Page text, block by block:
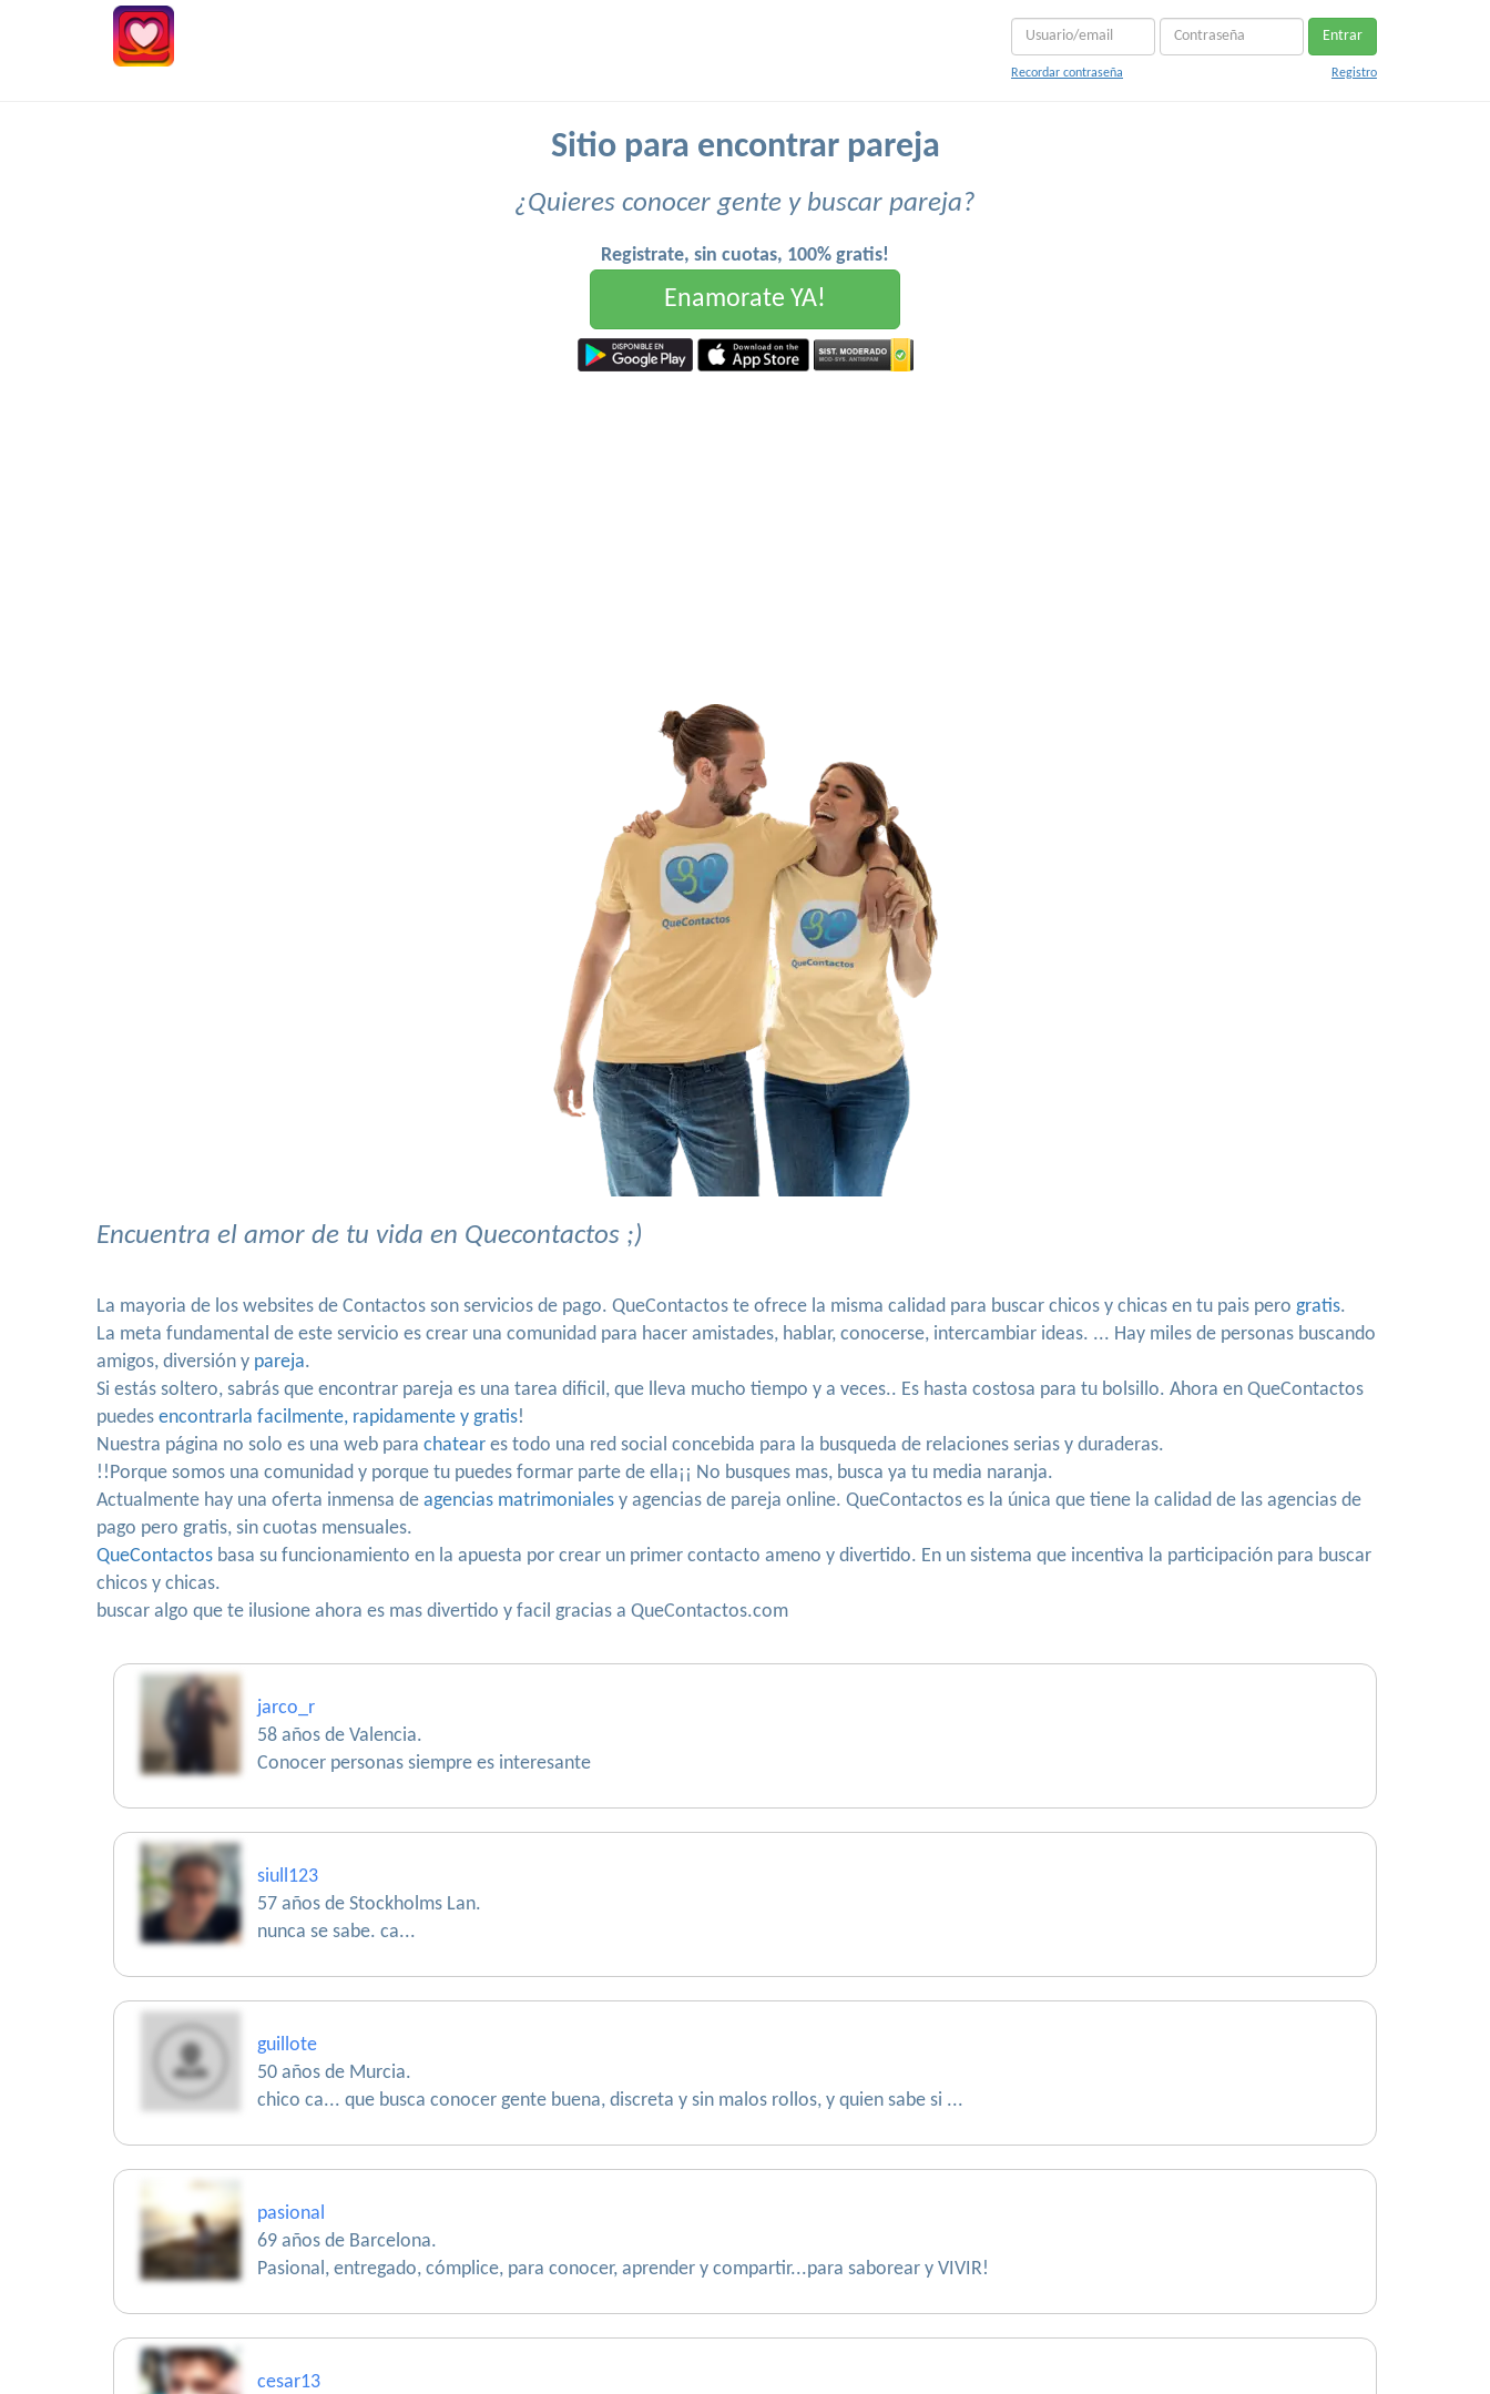
Entrar
Recordar contraseña Registro
Sitio para encontrar pareja
¿Quieres conocer gente y buscar pareja?
Registrate, sin cuotas, 100% gratis!
Enamorate YA!
Encuentra el amor de tu vida en Quecontactos ;)
La mayoria de los websites de Contactos son servicios de pago. QueContactos te ofrece la misma calidad para buscar chicos y chicas en tu pais pero gratis.
La meta fundamental de este servicio es crear una comunidad para hacer amistades, hablar, conocerse, intercambiar ideas. ... Hay miles de personas buscando
amigos, diversión y pareja.
Si estás soltero, sabrás que encontrar pareja es una tarea dificil, que lleva mucho tiempo y a veces.. Es hasta costosa para tu bolsillo. Ahora en QueContactos
puedes encontrarla facilmente, rapidamente y gratis!
Nuestra página no solo es una web para chatear es todo una red social concebida para la busqueda de relaciones serias y duraderas.
!!Porque somos una comunidad y porque tu puedes formar parte de ella¡¡ No busques mas, busca ya tu media naranja.
Actualmente hay una oferta inmensa de agencias matrimoniales y agencias de pareja online. QueContactos es la única que tiene la calidad de las agencias de
pago pero gratis, sin cuotas mensuales.
QueContactos basa su funcionamiento en la apuesta por crear un primer contacto ameno y divertido. En un sistema que incentiva la participación para buscar
chicos y chicas.
buscar algo que te ilusione ahora es mas divertido y facil gracias a QueContactos.com
jarco_r
58 años de Valencia.
Conocer personas siempre es interesante
siull123
57 años de Stockholms Lan.
nunca se sabe. ca...
guillote
50 años de Murcia.
chico ca... que busca conocer gente buena, discreta y sin malos rollos, y quien sabe si ...
pasional
69 años de Barcelona.
Pasional, entregado, cómplice, para conocer, aprender y compartir...para saborear y VIVIR!
cesar13